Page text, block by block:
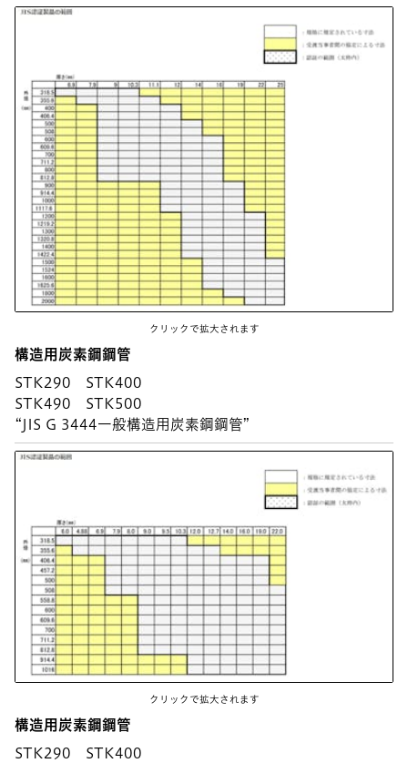
クリックで拡大されます
構造用炭素鋼鋼管
STK290 STK400
STK490 STK500
“JIS G 3444一般構造用炭素鋼鋼管”
クリックで拡大されます
構造用炭素鋼鋼管
STK290 STK400